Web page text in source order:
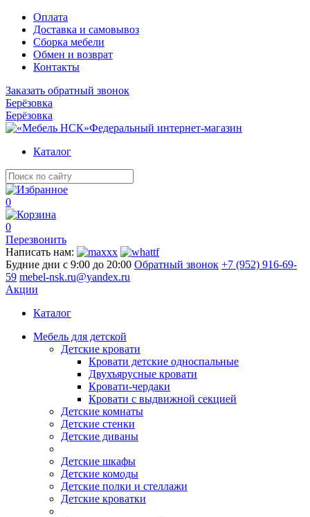
Оплата
Доставка и самовывоз
Сборка мебели
Обмен и возврат
Контакты
Заказать обратный звонок
Берёзовка
Берёзовка
Федеральный интернет-магазин
Каталог
0
0
Перезвонить
Написать нам:
Будние дни с 9:00 до 20:00 Обратный звонок +7 (952) 916-69-
59 mebel-nsk.ru@yandex.ru
Акции
Каталог
Мебель для детской
Детские кровати
Кровати детские односпальные
Двухъярусные кровати
Кровати-чердаки
Кровати с выдвижной секцией
Детские комнаты
Детские стенки
Детские диваны
Детские шкафы
Детские комоды
Детские полки и стеллажи
Детские кроватки